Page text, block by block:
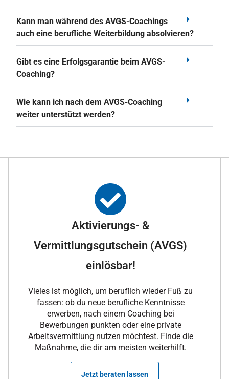
Kann man während des AVGS-Coachings
auch eine berufliche Weiterbildung absolvieren?
Gibt es eine Erfolgsgarantie beim AVGS-
Coaching?
Wie kann ich nach dem AVGS-Coaching
weiter unterstützt werden?
Aktivierungs- &
Vermittlungsgutschein (AVGS)
einlösbar!
Vieles ist möglich, um beruflich wieder Fuß zu
fassen: ob du neue berufliche Kenntnisse
erwerben, nach einem Coaching bei
Bewerbungen punkten oder eine private
Arbeitsvermittlung nutzen möchtest. Finde die
Maßnahme, die dir am meisten weiterhilft.
Jetzt beraten lassen